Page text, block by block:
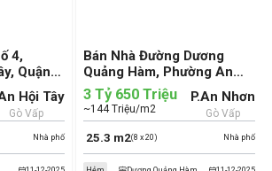
4,
Quận
Nhà phố
Hội Tây
Gò Vấp
Bán Nhà Đường Dương
Quảng Hàm, Phường An
Nhơn, Quận Gò Vấp (cũ)
Nhà phố
25.3 m2(8 x 20)
3 Tỷ 650 Triệu
~144 Triệu/m2
P.An Nhơn
Gò Vấp